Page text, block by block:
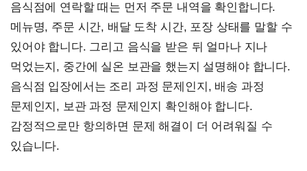
음식점에 연락할 때는 먼저 주문 내역을 확인합니다.
메뉴명, 주문 시간, 배달 도착 시간, 포장 상태를 말할 수
있어야 합니다. 그리고 음식을 받은 뒤 얼마나 지나
먹었는지, 중간에 실온 보관을 했는지 설명해야 합니다.
음식점 입장에서는 조리 과정 문제인지, 배송 과정
문제인지, 보관 과정 문제인지 확인해야 합니다.
감정적으로만 항의하면 문제 해결이 더 어려워질 수
있습니다.